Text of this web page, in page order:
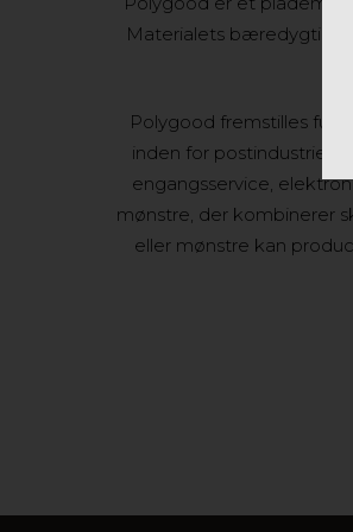
Materialets bæredygtige
Polygood fremstilles
inden for postindustrielt
engangsservice,
mønstre, der kombinerer
eller mønstre kan